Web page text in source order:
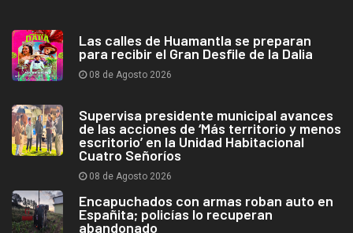
Las calles de Huamantla se preparan
para recibir el Gran Desfile de la Dalia
08 de Agosto 2026
Supervisa presidente municipal avances
de las acciones de ‘Más territorio y menos
escritorio’ en la Unidad Habitacional
Cuatro Señoríos
08 de Agosto 2026
Encapuchados con armas roban auto en
Españita; policías lo recuperan
abandonado